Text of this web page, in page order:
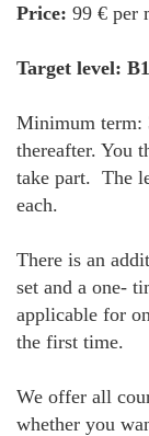
Price: 99 € per
Target level: B1
Minimum term:
thereafter. You
take part. The
each.
There is an
set and a one-
applicable for
the first time.
We offer all
whether you